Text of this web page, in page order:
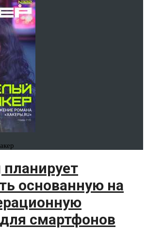
планирует
основанную на
смартфонов